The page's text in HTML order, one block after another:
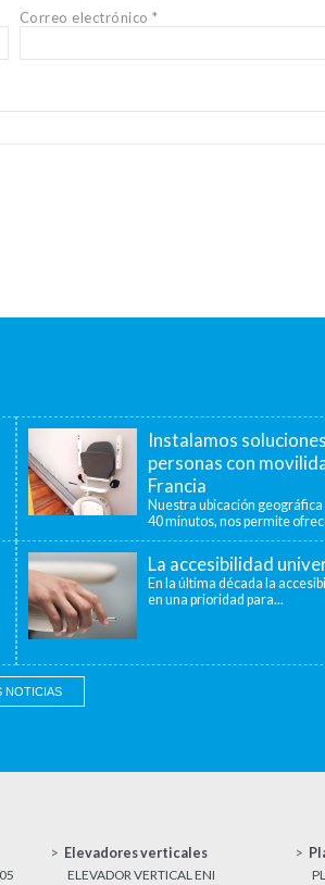
Correo electrónico*
Instalamos
personas con
Francia
Nuestra ubicación
40 minutos, nos permite
La accesibilidad
En la última década la
en una prioridad para...
NOTICIAS
Elevadores verticales
ELEVADOR VERTICAL ENI